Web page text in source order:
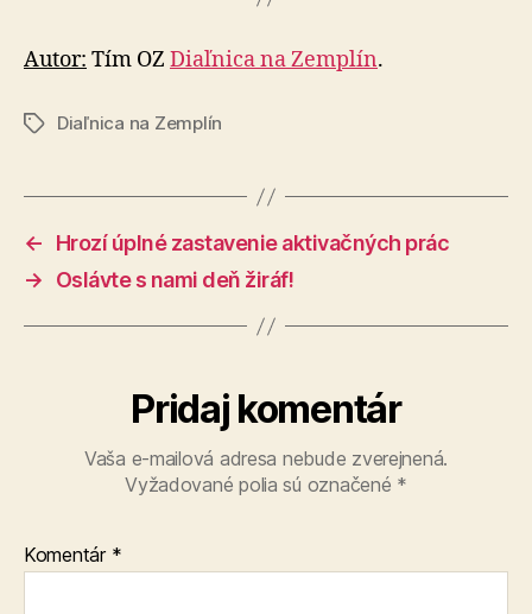
Autor: Tím OZ Diaľnica na Zemplín.
ZnačkyDiaľnica na Zemplín
←
Hrozí úplné zastavenie aktivačných prác
→
Oslávte s nami deň žiráf!
Pridaj komentár
Vaša e-mailová adresa nebude zverejnená.
Vyžadované polia sú označené *
Komentár *